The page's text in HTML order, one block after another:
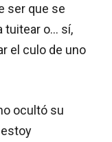
ser que se
tuitear o... sí,
el culo de uno
ocultó su
estoy